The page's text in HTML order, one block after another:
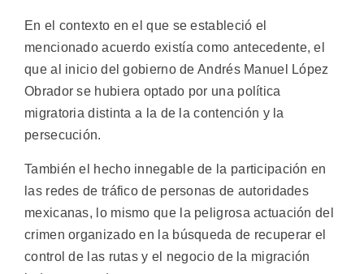
En el contexto en el que se estableció el
mencionado acuerdo existía como antecedente, el
que al inicio del gobierno de Andrés Manuel López
Obrador se hubiera optado por una política
migratoria distinta a la de la contención y la
persecución.
También el hecho innegable de la participación en
las redes de tráfico de personas de autoridades
mexicanas, lo mismo que la peligrosa actuación del
crimen organizado en la búsqueda de recuperar el
control de las rutas y el negocio de la migración